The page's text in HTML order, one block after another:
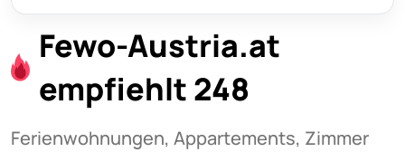
Fewo-Austria.at
empfiehlt 248
Ferienwohnungen, Appartements, Zimmer